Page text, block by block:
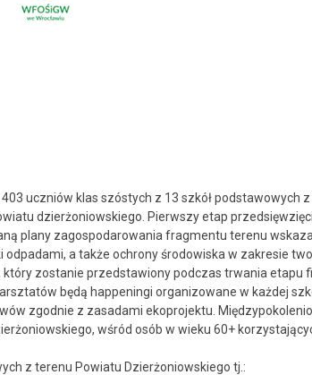
uczniów klas szóstych z 13 szkół podstawowych
dzierżoniowskiego. Pierwszy etap
plany zagospodarowania fragmentu terenu
a także ochrony środowiska w zakresie
zostanie przedstawiony podczas trwania etapu
będą happeningi organizowane w każdej
zgodnie z zasadami ekoprojektu.
wśród osób w wieku 60+
z terenu Powiatu Dzierżoniowskiego tj.: